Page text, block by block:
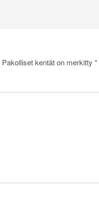
Pakolliset kentät on merkitty *